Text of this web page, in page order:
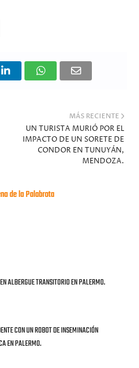
MÁS RECIENTE
UN TURISTA MURIÓ POR EL
IMPACTO DE UN SORETE DE
CONDOR EN TUNUYÁN,
MENDOZA.
de la Palabrota
ALBERGUE TRANSITORIO EN PALERMO.
CON UN ROBOT DE INSEMINACIÓN
EN PALERMO.